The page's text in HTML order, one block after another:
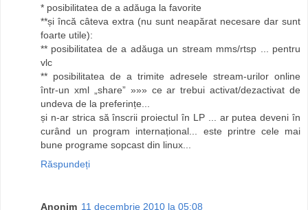
* posibilitatea de a adăuga la favorite
**și încă câteva extra (nu sunt neapărat necesare dar sunt
foarte utile):
** posibilitatea de a adăuga un stream mms/rtsp ... pentru
vlc
** posibilitatea de a trimite adresele stream-urilor online
într-un xml „share” »»» ce ar trebui activat/dezactivat de
undeva de la preferințe...
și n-ar strica să înscrii proiectul în LP ... ar putea deveni în
curând un program internațional... este printre cele mai
bune programe sopcast din linux...
Răspundeți
Anonim 11 decembrie 2010 la 05:08